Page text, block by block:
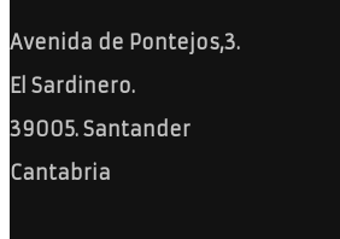
Avenida de Pontejos,3.
El Sardinero.
39005. Santander
Cantabria